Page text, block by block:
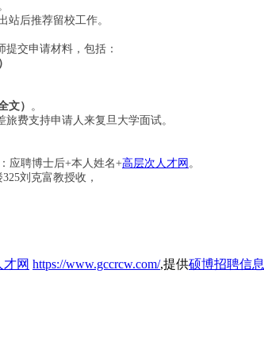
站后推荐留校工作。
交申请材料，包括：
文）
。
费支持申请人来复旦大学面试。
应聘博士后+本人姓名+高层次人才网。
325刘克富教授收，
网 https://www.gccrcw.com/,提供硕博招聘信息